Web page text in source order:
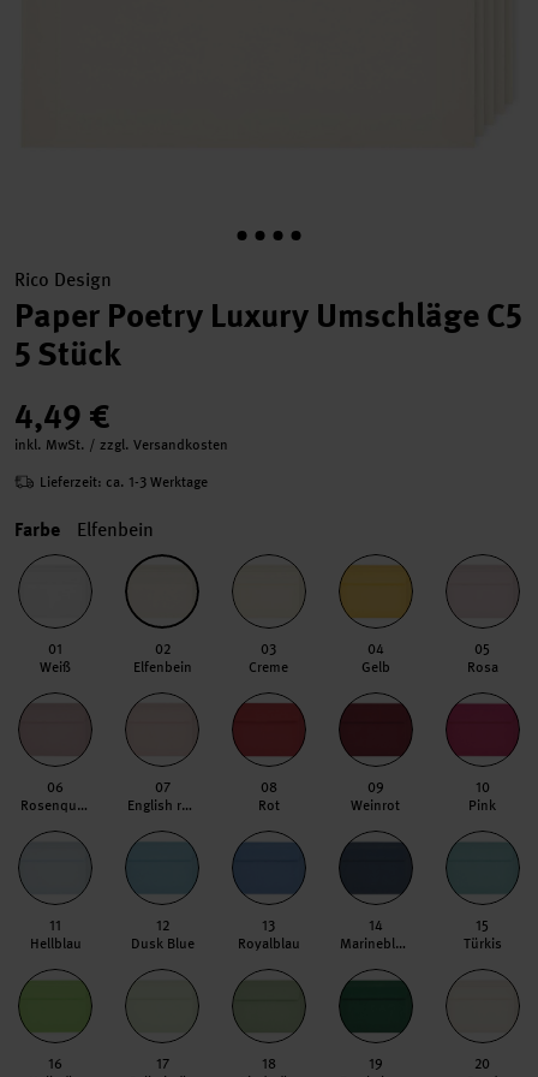
Rico Design
Paper Poetry Luxury Umschläge C5
5 Stück
4,49 €
inkl. MwSt. / zzgl. Versandkosten
Lieferzeit: ca. 1-3 Werktage
Farbe Elfenbein
01
Weiß
02
Elfenbein
03
Creme
04
Gelb
05
Rosa
06
Rosenquarz
07
English rose
08
Rot
09
Weinrot
10
Pink
11
Hellblau
12
Dusk Blue
13
Royalblau
14
Marineblau
15
Türkis
16
17
18
19
20